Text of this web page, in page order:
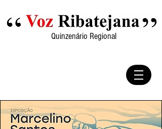
Quinzenário Regional